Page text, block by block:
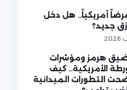
أمريكياً.. هل دخل
جديد؟
هرمز ومؤشرات
الأمريكية.. كيف
التطورات الميدانية